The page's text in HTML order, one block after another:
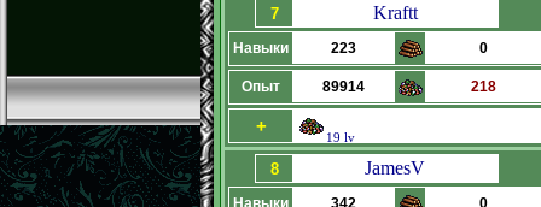
7 Kraftt
Навыки 223 0
Опыт 89914 218
+
19 lv
8 JamesV
Навыки 342 0